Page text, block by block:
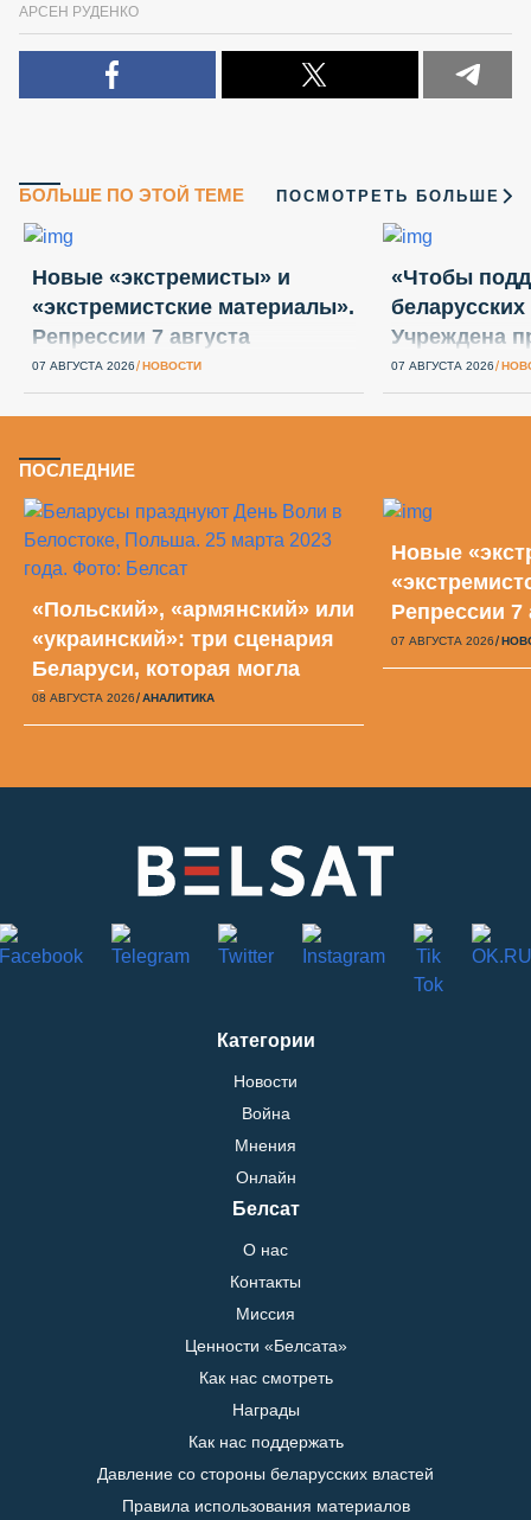
АРСЕН РУДЕНКО
БОЛЬШЕ ПО ЭТОЙ ТЕМЕ ПОСМОТРЕТЬ БОЛЬШЕ
Новые «экстремисты» и
«экстремистские материалы».
Репрессии 7 августа
07 АВГУСТА 2026 НОВОСТИ
«Чтобы
Учреждена
Вежновец
07 АВГУСТА 2026
ПОСЛЕДНИЕ
«Польский», «армянский» или
«украинский»: три сценария
Беларуси, которая могла
быть
08 АВГУСТА 2026 АНАЛИТИКА
Новые
Репрессии 7
07 АВГУСТА 2026
Категории
Новости
Война
Мнения
Онлайн
Белсат
О нас
Контакты
Миссия
Ценности «Белсата»
Как нас смотреть
Награды
Как нас поддержать
Давление со стороны беларусских властей
Правила использования материалов